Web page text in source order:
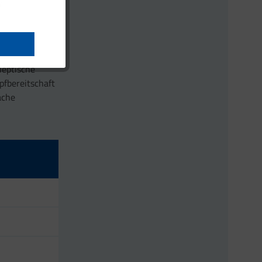
[1].
[6].